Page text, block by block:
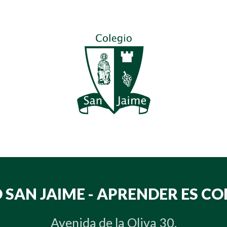
SAN JAIME - APRENDER ES
Avenida de la Oliva 30.